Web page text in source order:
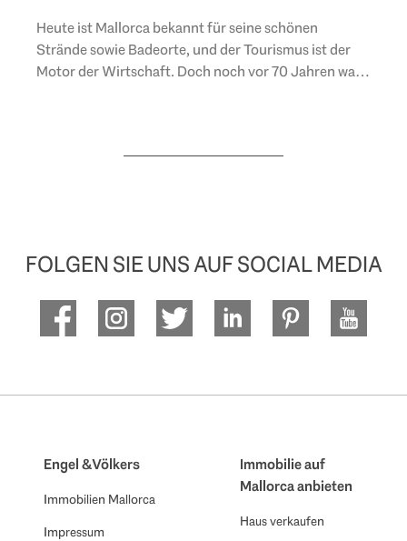
Heute ist Mallorca bekannt für seine schönen
Strände sowie Badeorte, und der Tourismus ist der
Motor der Wirtschaft. Doch noch vor 70 Jahren war
FOLGEN SIE UNS AUF SOCIAL MEDIA
Engel & Völkers
Immobilien Mallorca
Impressum
Immobilie auf
Mallorca anbieten
Haus verkaufen